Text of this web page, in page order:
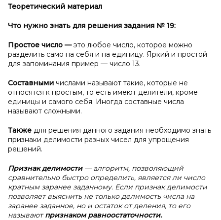
Теоретический материал
Что нужно знать для решения задания № 19:
Простое число —это любое число, которое можно
разделить само на себя и на единицу. Яркий и простой
для запоминания пример — число 13.
Составными числами называют такие, которые не
относятся к простым, то есть имеют делители, кроме
единицы и самого себя. Иногда составные числа
называют сложными.
Также для решения данного задания необходимо знать
признаки делимости разных чисел для упрощения
решений.
Признак делимости — алгоритм, позволяющий
сравнительно быстро определить, является ли число
кратным заранее заданному. Если признак делимости
позволяет выяснить не только делимость числа на
заранее заданное, но и остаток от деления, то его
называютпризнаком равноостаточности.